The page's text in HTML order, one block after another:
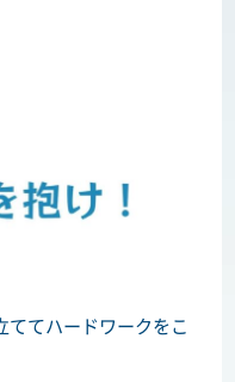
ててハードワークをこ